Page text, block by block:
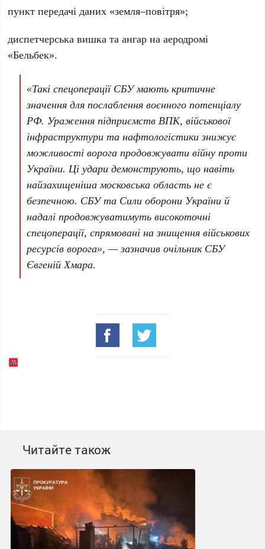
пункт передачі даних «земля–повітря»;
диспетчерська вишка та ангар на аеродромі
«Бельбек».
«Такі спецоперації СБУмають критичне
значення для послаблення воєнного потенціалу
РФ. Ураження підприємств ВПК, військової
інфраструктури та нафтологістики знижує
можливості ворога продовжувати війну проти
України. Ці удари демонструють, що навіть
найзахищеніша московська область не є
безпечною. СБУта Сили оборони України й
надалі продовжуватимуть високоточні
спецоперації, спрямовані на знищення військових
ресурсів ворога», — зазначив очільник СБУ
Євгеній Хмара.
Читайте також